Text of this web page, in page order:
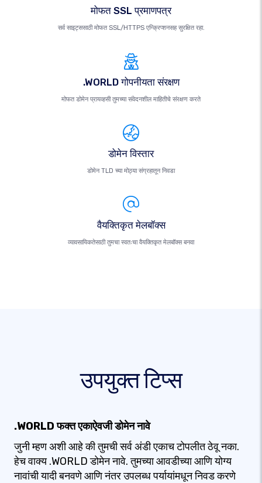
मोफत SSL प्रमाणपत्र
सर्व साइट्ससाठी मोफत SSL/HTTPS एन्क्रिप्शनसह सुरक्षित रहा.
.WORLD गोपनीयता संरक्षण
मोफत डोमेन प्रायव्हसी तुमच्या संवेदनशील माहितीचे संरक्षण करते
डोमेन विस्तार
डोमेन TLD च्या मोठ्या संग्रहातून निवडा
वैयक्तिकृत मेलबॉक्स
व्यावसायिकतेसाठी तुमचा स्वतःचा वैयक्तिकृत मेलबॉक्स बनवा
उपयुक्त टिप्स
.WORLD फक्त एकाऐवजी डोमेन नावे
जुनी म्हण अशी आहे की तुमची सर्व अंडी एकाच टोपलीत ठेवू नका.
हेच वाक्य .WORLD डोमेन नावे. तुमच्या आवडीच्या आणि योग्य
नावांची यादी बनवणे आणि नंतर उपलब्ध पर्यायांमधून निवड करणे